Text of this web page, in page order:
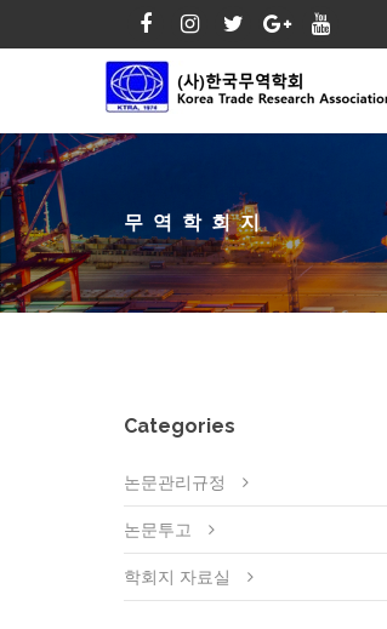
무역학회지
Categories
논문관리규정
논문투고
학회지 자료실